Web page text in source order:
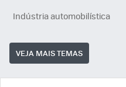
Indústria automobilística
VEJA MAIS TEMAS